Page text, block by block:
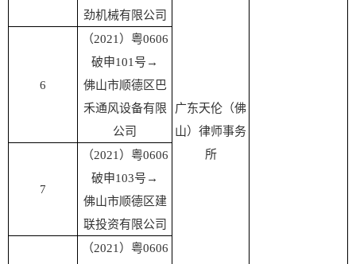
劲机械有限公司
广东天伦（佛
山）律师事务
所
6
（2021）粤0606
破申101号 →
佛山市顺德区巴
禾通风设备有限
公司
7
（2021）粤0606
破申103号 →
佛山市顺德区建
联投资有限公司
（2021）粤0606